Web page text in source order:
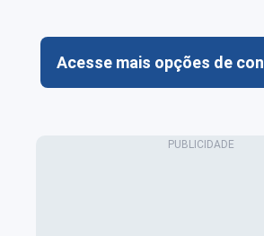
Acesse mais opções de